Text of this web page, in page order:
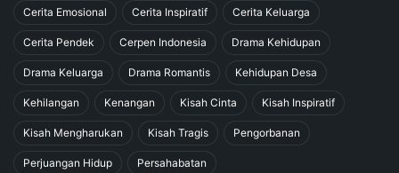
Cerita Emosional Cerita Inspiratif Cerita Keluarga
Cerita Pendek Cerpen Indonesia Drama Kehidupan
Drama Keluarga Drama Romantis Kehidupan Desa
Kehilangan Kenangan Kisah Cinta Kisah Inspiratif
Kisah Mengharukan Kisah Tragis Pengorbanan
Perjuangan Hidup Persahabatan